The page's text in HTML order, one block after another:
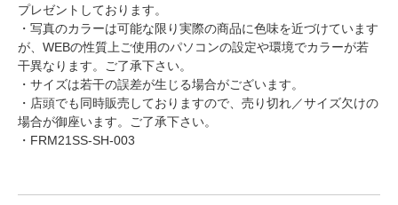
プレゼントしております。
・写真のカラーは可能な限り実際の商品に色味を近づけています
が、WEBの性質上ご使用のパソコンの設定や環境でカラーが若
干異なります。ご了承下さい。
・サイズは若干の誤差が生じる場合がございます。
・店頭でも同時販売しておりますので、売り切れ／サイズ欠けの
場合が御座います。ご了承下さい。
・FRM21SS-SH-003